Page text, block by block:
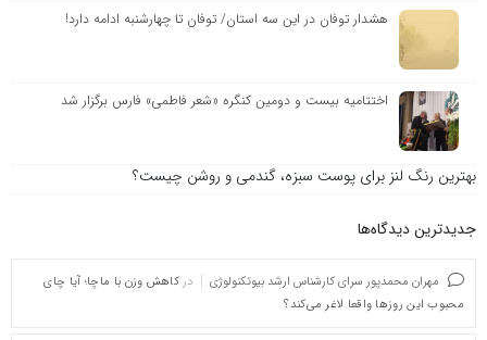
هشدار توفان در این سه استان/ توفان تا چهارشنبه ادامه دارد!
اختتامیه بیست و دومین کنگره «شعر فاطمی» فارس برگزار شد
بهترین رنگ لنز برای پوست سبزه، گندمی و روشن چیست؟
جدیدترین دیدگاه‌‌ها
مهران محمدپور سرای کارشناس ارشد بیوتکنولوژی در کاهش وزن با ماچا؛ آیا چای
محبوب این روزها واقعا لاغر می‌کند؟